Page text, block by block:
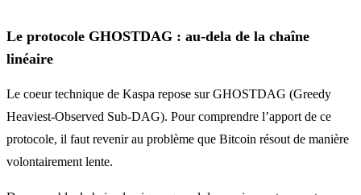
Le protocole GHOSTDAG : au-dela de la chaîne
linéaire
Le coeur technique de Kaspa repose sur GHOSTDAG (Greedy
Heaviest-Observed Sub-DAG). Pour comprendre l’apport de ce
protocole, il faut revenir au problème que Bitcoin résout de manière
volontairement lente.